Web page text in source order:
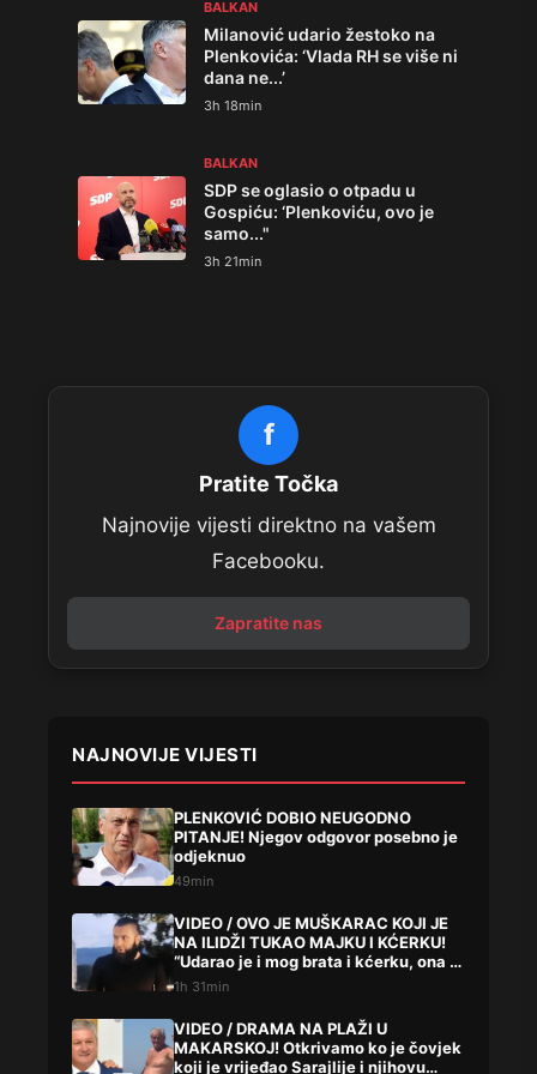
BALKAN
Milanović udario žestoko na
Plenkovića: ‘Vlada RH se više ni
dana ne...’
3h 18min
BALKAN
SDP se oglasio o otpadu u
Gospiću: ‘Plenkoviću, ovo je
samo..."
3h 21min
f
Pratite Točka
Najnovije vijesti direktno na vašem
Facebooku.
Zapratite nas
NAJNOVIJE VIJESTI
PLENKOVIĆ DOBIO NEUGODNO
PITANJE! Njegov odgovor posebno je
odjeknuo
49min
VIDEO / OVO JE MUŠKARAC KOJI JE
NA ILIDŽI TUKAO MAJKU I KĆERKU!
“Udarao je i mog brata i kćerku, ona je
bila teško bolesna…”
1h 31min
VIDEO / DRAMA NA PLAŽI U
MAKARSKOJ! Otkrivamo ko je čovjek
koji je vrijeđao Sarajlije i njihovu